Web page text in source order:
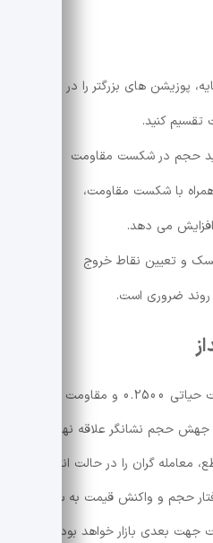
پوزیشن های بزرگتر را در
کنید.
حجم در شکست مقاومت
با شکست مقاومت،
افزایش می دهد.
و تعیین نقاط خروج
روند ضروری است.
در کوتاه مدت XLM بین حمایت حیاتی 0.2500 و مقاومت
جهش حجم نشانگر علاقه نهادی
گران را در حالت انتظار
حجم و واکنش قیمت به سطوح
جهت بعدی بازار خواهد بود.